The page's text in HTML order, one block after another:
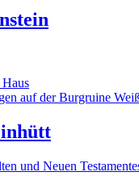
Haus
auf der Burgruine
und Neuen